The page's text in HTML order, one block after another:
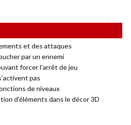
et des attaques
par un ennemi
forcer l’arrêt de jeu
pas
de niveaux
d’éléments dans le décor 3D